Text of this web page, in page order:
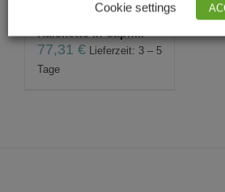
Halskette in Saph...
77,31 €
Lieferzeit: 3 – 5
Tage
Cookie settings